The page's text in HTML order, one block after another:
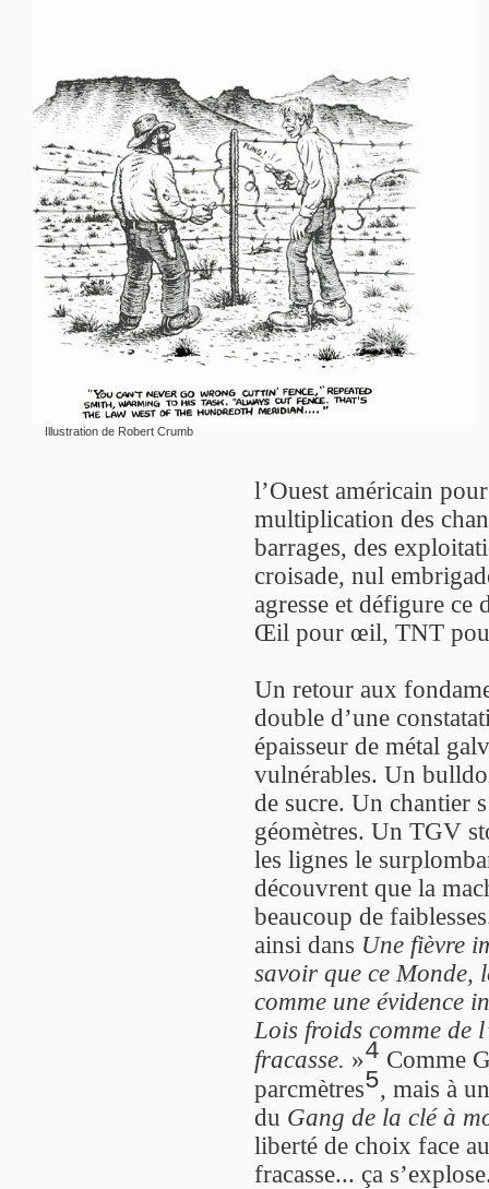
Illustration de Robert Crumb
l’Ouest américain
multiplication des
barrages, des
croisade, nul
agresse et défigure ce
Œil pour œil, TNT
Un retour aux
double d’une
épaisseur de métal
vulnérables. Un
de sucre. Un chantier
géomètres. Un TGV
les lignes le
découvrent que la
beaucoup de
ainsi dans Une fièvre
savoir que ce Monde,
comme une évidence
Lois froids comme de
fracasse. »4 Comme
parcmètres5, mais à
du Gang de la clé à
liberté de choix face
fracasse... ça